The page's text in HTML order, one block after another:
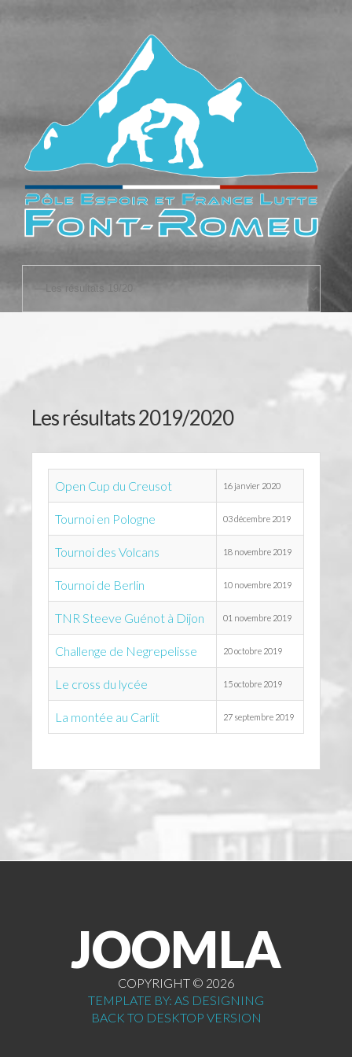
liens
Les résultats 2019/2020
Open Cup du Creusot 16 janvier 2020
Tournoi en Pologne 03 décembre 2019
Tournoi des Volcans 18 novembre 2019
Tournoi de Berlin 10 novembre 2019
TNR Steeve Guénot à Dijon 01 novembre 2019
Challenge de Negrepelisse 20 octobre 2019
Le cross du lycée 15 octobre 2019
La montée au Carlit 27 septembre 2019
JOOMLA
COPYRIGHT © 2026
TEMPLATE BY: AS DESIGNING
BACK TO DESKTOP VERSION